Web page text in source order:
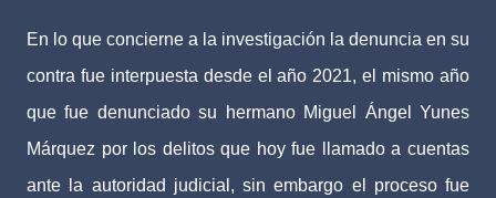
En lo que concierne a la investigación la denuncia en su
contra fue interpuesta desde el año 2021, el mismo año
que fue denunciado su hermano Miguel Ángel Yunes
Márquez por los delitos que hoy fue llamado a cuentas
ante la autoridad judicial, sin embargo el proceso fue